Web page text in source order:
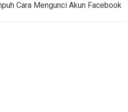
Cara Mengunci Akun Facebook